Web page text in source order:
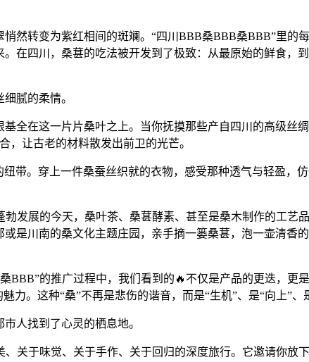
然转变为紫红相间的斑斓。“四川BBB桑BBB桑BBB”里的
在四川，桑葚的吃法被开发到了极致：从最原始的鲜食，
腻的柔情。
全在这一片片桑叶之上。当你抚摸那些产自四川的高级丝
，让古老的材料散发出前卫的光芒。
带。穿上一件桑蚕丝织就的衣物，感受那种透气与轻盈，
发展的今天，桑叶茶、桑葚酵素、甚至是桑木制作的工艺
是川南的桑文化主题庄园，亲手摘一篓桑葚，泡一壶清香
BBB”的推广过程中，我们看到的🔥不仅是产品的更迭，更
。这种“桑”不再是悲伤的谐音，而是“生机”、是“向上”、
人找到了心灵的栖息地。
关于味觉、关于手作、关于回归的深度旅行。它邀请你放